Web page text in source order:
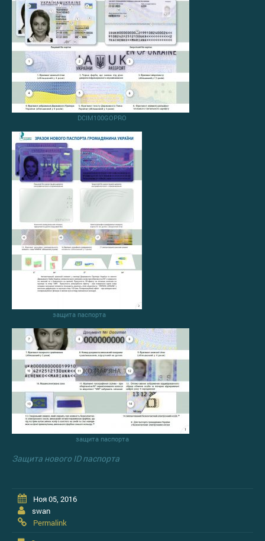
DCIM100GOPRO
защита паспорта
защита паспорта
Защита нового ID паспорта
Ноя 05, 2016
swan
Permalink